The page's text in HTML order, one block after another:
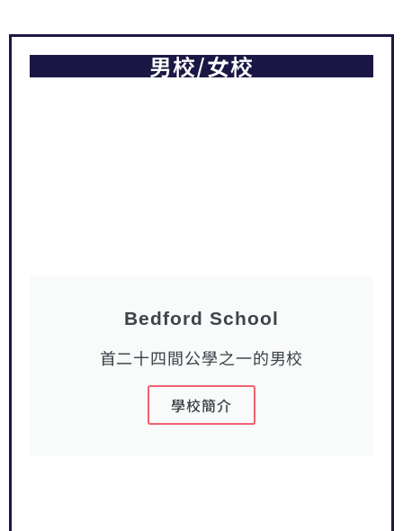
男校/女校
Bedford School
首二十四間公學之一的男校
學校簡介